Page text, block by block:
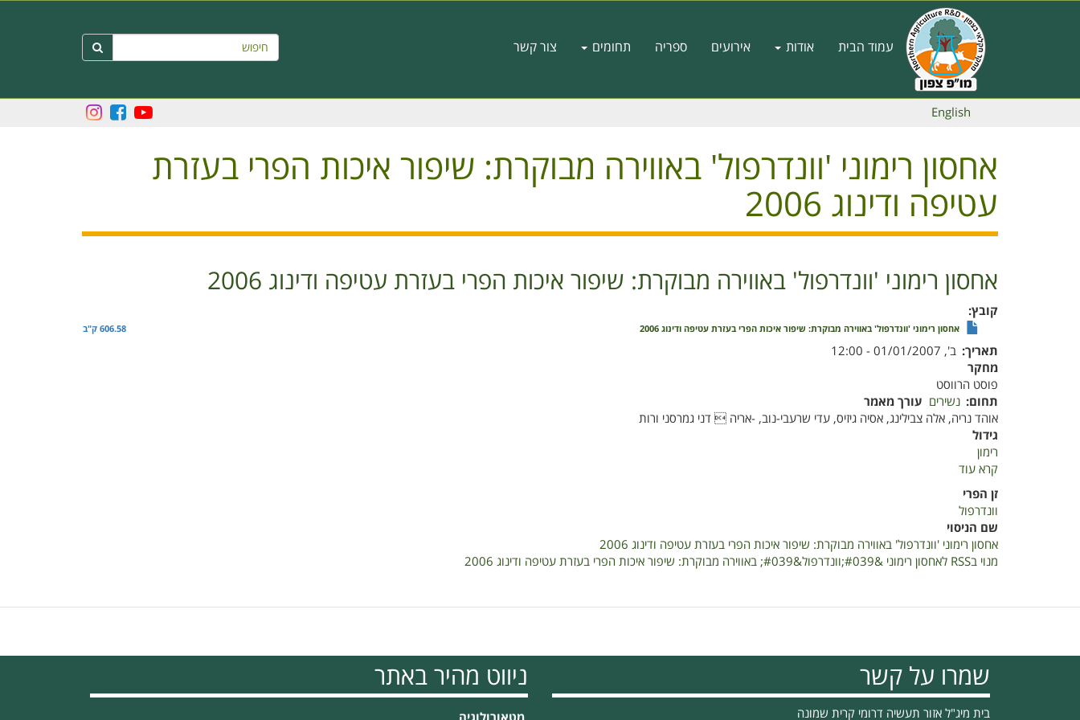
Main
navigation
עמוד הבית אודות אירועים ספריה תחומים צור קשר חיפוש 
English
אחסון רימוני 'וונדרפול' באווירה מבוקרת: שיפור איכות הפרי בעזרת
עטיפה ודינוג 2006
אחסון רימוני 'וונדרפול' באווירה מבוקרת: שיפור איכות הפרי בעזרת עטיפה ודינוג 2006
קובץ
אחסון רימוני 'וונדרפול' באווירה מבוקרת: שיפור איכות הפרי בעזרת עטיפה ודינוג 2006 606.58 ק"ב
תאריך ב', 01/01/2007 - 12:00
מחקר
פוסט הרווסט
תחום נשירים עורך מאמר
אוהד נריה, אלה צבילינג, אסיה גיזיס, עדי שרעבי-נוב, -אריה  דני גמרסני ורות
גידול
רימון
קרא עוד
באווירה
מבוקרת:
שיפור
הפרי
ודינוג
2006
זן הפרי
וונדרפול
שם הניסוי
אחסון רימוני 'וונדרפול' באווירה מבוקרת: שיפור איכות הפרי בעזרת עטיפה ודינוג 2006
מנוי בRSS לאחסון רימוני &#039;וונדרפול&#039; באווירה מבוקרת: שיפור איכות הפרי בעזרת עטיפה ודינוג 2006
שמרו על קשר
בית מיג"ל אזור תעשיה דרומי קרית שמונה
ניווט מהיר באתר